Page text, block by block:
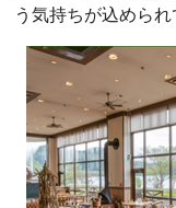
う気持ちが込められ